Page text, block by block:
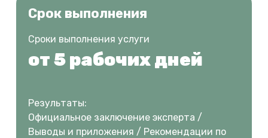
Срок выполнения
Сроки выполнения услуги
от 5 рабочих дней
Результаты:
Официальное заключение эксперта /
Выводы и приложения / Рекомендации по